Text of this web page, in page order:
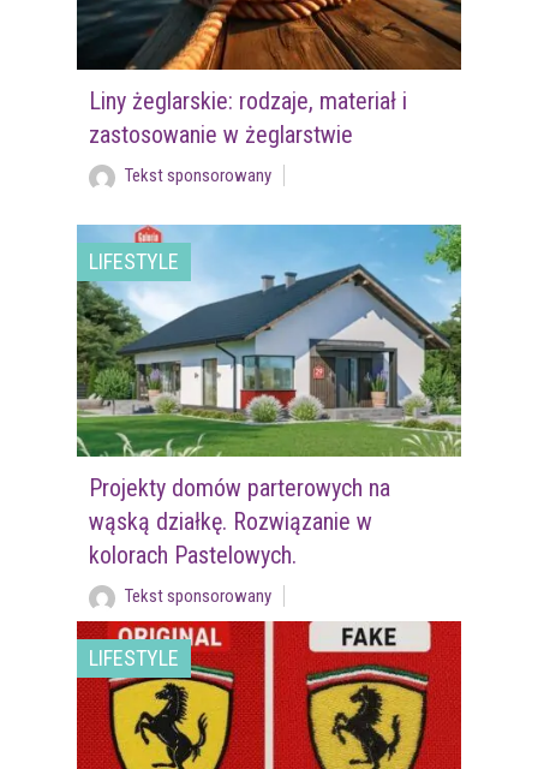
Liny żeglarskie: rodzaje, materiał i
zastosowanie w żeglarstwie
Tekst sponsorowany
LIFESTYLE
Projekty domów parterowych na
wąską działkę. Rozwiązanie w
kolorach Pastelowych.
Tekst sponsorowany
LIFESTYLE